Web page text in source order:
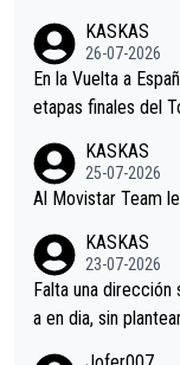
KASKAS
26-07-2026
En la Vuelta a
etapas finales del
KASKAS
25-07-2026
Al Movistar Team
KASKAS
23-07-2026
Falta una dirección
a en dia, sin